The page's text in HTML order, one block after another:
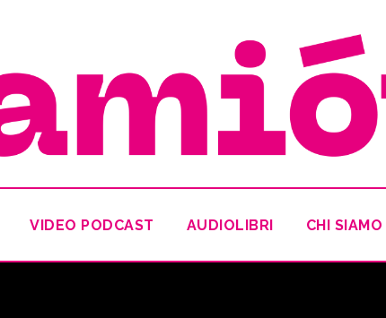
VIDEO PODCAST AUDIOLIBRI CHI SIAMO